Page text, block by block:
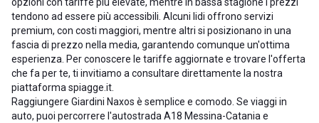
tendono ad essere più accessibili. Alcuni lidi offrono servizi
premium, con costi maggiori, mentre altri si posizionano in una
fascia di prezzo nella media, garantendo comunque un'ottima
esperienza. Per conoscere le tariffe aggiornate e trovare l'offerta
che fa per te, ti invitiamo a consultare direttamente la nostra
piattaforma spiagge.it.
Raggiungere Giardini Naxos è semplice e comodo. Se viaggi in
auto, puoi percorrere l'autostrada A18 Messina-Catania e